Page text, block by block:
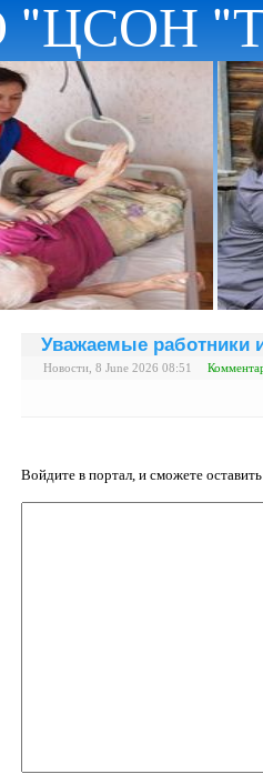
"ЦСОН
Уважаемые работники
Новости, 8 June 2026 08:51
Войдите в портал, и сможете